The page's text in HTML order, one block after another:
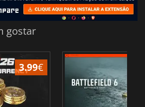
gostar
3.99€